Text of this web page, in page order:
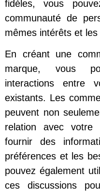
fidèles, vous
communauté de
mêmes intérêts et
En créant une
marque, vous
interactions entre
existants. Les
peuvent non
relation avec votre
fournir des
préférences et les
pouvez également
ces discussions